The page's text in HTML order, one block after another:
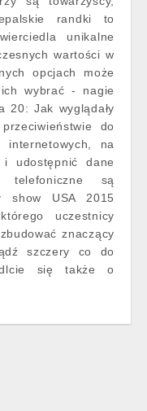
randki to
unikalne
wartości w
opcjach może
wybrać - nagie
20: Jak wyglądały
do
na
udostępnić dane
telefoniczne są
show USA 2015
uczestnicy
znaczący
szczery co do
się także o